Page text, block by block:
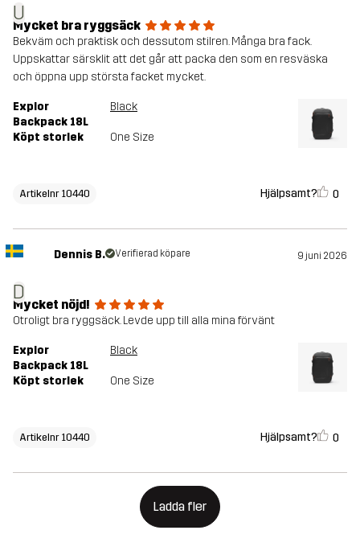
U
Mycket bra ryggsäck
Bekväm och praktisk och dessutom stilren. Många bra fack.
Uppskattar särsklit att det går att packa den som en resväska
och öppna upp största facket mycket.
Explor
Backpack 18L
Black
Köpt storlek One Size
Artikelnr 10440 Hjälpsamt? 0
D
Dennis B. Verifierad köpare 9 juni 2026
Mycket nöjd!
Otroligt bra ryggsäck. Levde upp till alla mina förvänt
Explor
Backpack 18L
Black
Köpt storlek One Size
Artikelnr 10440 Hjälpsamt? 0
Ladda fler